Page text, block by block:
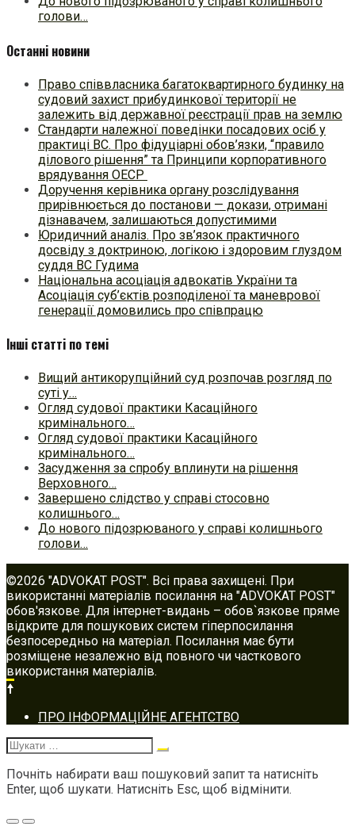
голови…
Останні новини
Право співвласника багатоквартирного будинку на
судовий захист прибудинкової території не
залежить від державної реєстрації прав на землю
Стандарти належної поведінки посадових осіб у
практиці ВC. Про фідуціарні обов’язки, “правило
ділового рішення” та Принципи корпоративного
врядування ОЕСР
Доручення керівника органу розслідування
прирівнюється до постанови — докази, отримані
дізнавачем, залишаються допустимими
Юридичний аналіз. Про зв’язок практичного
досвіду з доктриною, логікою і здоровим глуздом
суддя ВС Гудима
Національна асоціація адвокатів України та
Асоціація суб’єктів розподіленої та маневрової
генерації домовились про співпрацю
Інші статті по темі
Вищий антикорупційний суд розпочав розгляд по
суті у…
Огляд судової практики Касаційного
кримінального…
Огляд судової практики Касаційного
кримінального…
Засудження за спробу вплинути на рішення
Верховного…
Завершено слідство у справі стосовно
колишнього…
До нового підозрюваного у справі колишнього
голови…
©2026 "ADVOKAT POST". Всі права захищені. При
використанні матеріалів посилання на "ADVOKAT POST"
обов'язкове. Для інтернет-видань – обов`язкове пряме
відкрите для пошукових систем гіперпосилання
безпосередньо на матеріал. Посилання має бути
розміщене незалежно від повного чи часткового
використання матеріалів.
Footer
navigation
ПРО ІНФОРМАЦІЙНЕ АГЕНТСТВО
Шукати:
Почніть набирати ваш пошуковий запит та натисніть
Enter, щоб шукати. Натисніть Esc, щоб відмінити.
Меню